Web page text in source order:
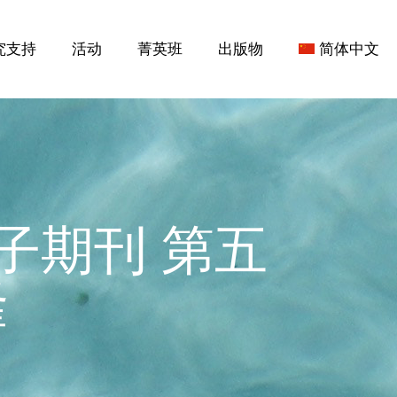
支持 活动 菁英班 出版物 简体中文
期刊 第五